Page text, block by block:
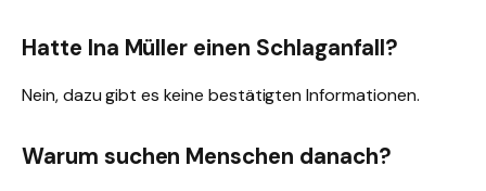
Hatte Ina Müller einen Schlaganfall?
Nein, dazu gibt es keine bestätigten Informationen.
Warum suchen Menschen danach?